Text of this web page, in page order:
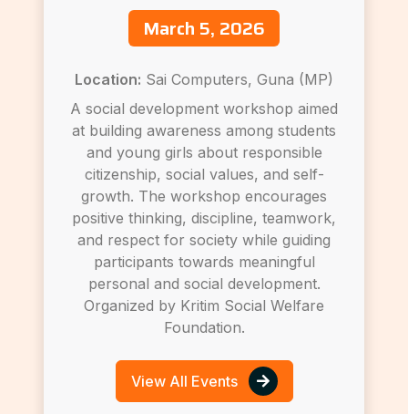
March 5, 2026
Location: Sai Computers, Guna (MP)
A social development workshop aimed
at building awareness among students
and young girls about responsible
citizenship, social values, and self-
growth. The workshop encourages
positive thinking, discipline, teamwork,
and respect for society while guiding
participants towards meaningful
personal and social development.
Organized by Kritim Social Welfare
Foundation.
View All Events